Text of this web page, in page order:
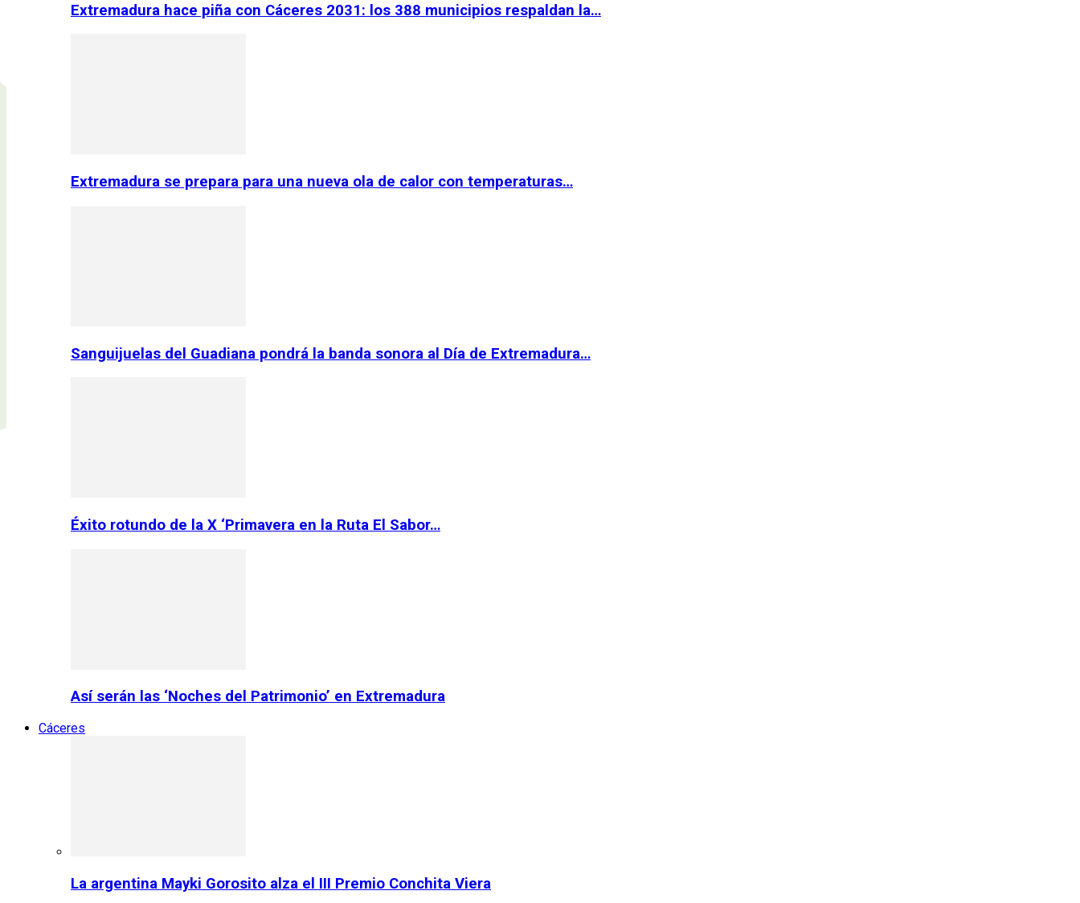
Extremadura hace piña con Cáceres 2031: los 388 municipios respaldan la…
Extremadura se prepara para una nueva ola de calor con temperaturas…
Sanguijuelas del Guadiana pondrá la banda sonora al Día de Extremadura…
Éxito rotundo de la X ‘Primavera en la Ruta El Sabor…
Así serán las ‘Noches del Patrimonio’ en Extremadura
Cáceres
La argentina Mayki Gorosito alza el III Premio Conchita Viera